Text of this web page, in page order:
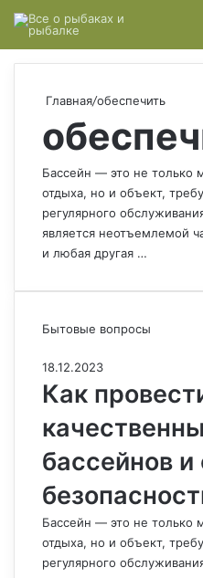
Главная/обеспечить
Бассейн — это не только
отдыха, но и объект,
регулярного
является неотъемлемой
и любая другая …
Бытовые вопросы
18.12.2023
Как
бассейнов и
Бассейн — это не только
отдыха, но и объект,
регулярного